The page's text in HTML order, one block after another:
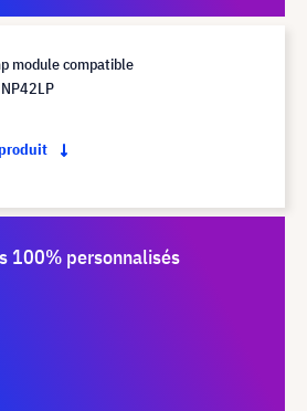
module compatible
100% personnalisés